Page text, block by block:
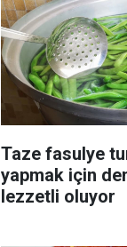
Taze fasulye
yapmak için
lezzetli oluyor